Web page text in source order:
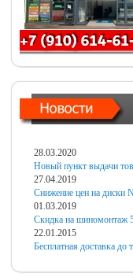
28.03.2020
Новый пункт выдачи
27.04.2019
Снижение цен на диски
01.03.2019
Скидка на шиномонтаж
22.01.2015
Бесплатная доставка до